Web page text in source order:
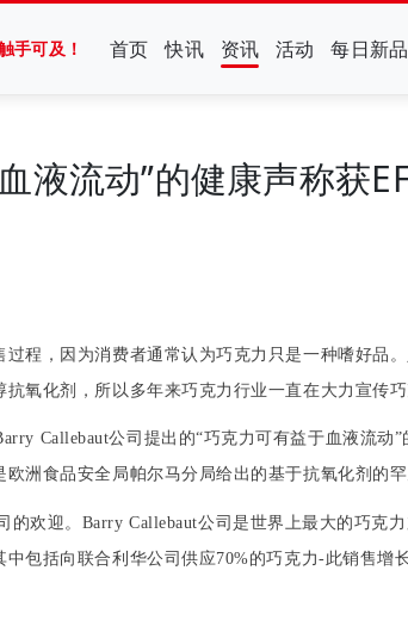
手可及！ 首页 快讯 资讯 活动 每日新品
液流动”的健康声称获
过程，因为消费者通常认为巧克力 只是一种嗜好品
抗氧化剂 ，所以多年来巧克力 行业一直在大力宣传
Callebaut公司提出的“巧克力可有益于血液流动
欧洲食品安全局帕尔马分局给出的基于抗氧化剂 的
的欢迎 。 Barry Callebaut公司是世界上最大的巧克力
中包括向联合利华公司供应70%的巧克力-此销售增